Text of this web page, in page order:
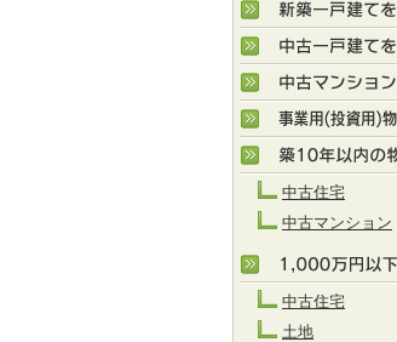
中古住宅
中古マンション
中古住宅
土地